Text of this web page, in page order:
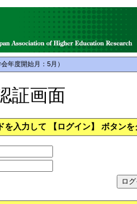
年度開始月：5月）
証画面
を入力して 【ログイン】 ボタン